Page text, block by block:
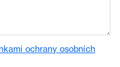
ochrany osobních